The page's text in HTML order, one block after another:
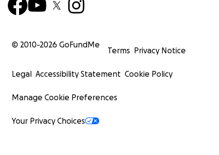
© 2010-2026 GoFundMe
Terms Privacy Notice
Legal Accessibility Statement Cookie Policy
Manage Cookie Preferences
Your Privacy Choices